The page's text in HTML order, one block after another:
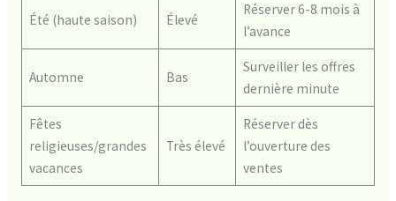
Été (haute saison) Élevé
Réserver 6-8 mois à
l’avance
Automne Bas
Surveiller les offres
dernière minute
Fêtes
religieuses/grandes
vacances
Très élevé
Réserver dès
l’ouverture des
ventes